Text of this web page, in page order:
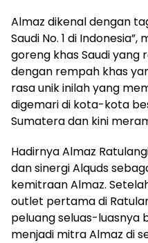
Almaz dikenal dengan
Saudi No. 1 di
goreng khas Saudi yang
dengan rempah khas
rasa unik inilah yang
digemari di kota-kota
Sumatera dan kini
Hadirnya Almaz
dan sinergi Alquds
kemitraan Almaz.
outlet pertama di
peluang seluas-luasnya
menjadi mitra Almaz di